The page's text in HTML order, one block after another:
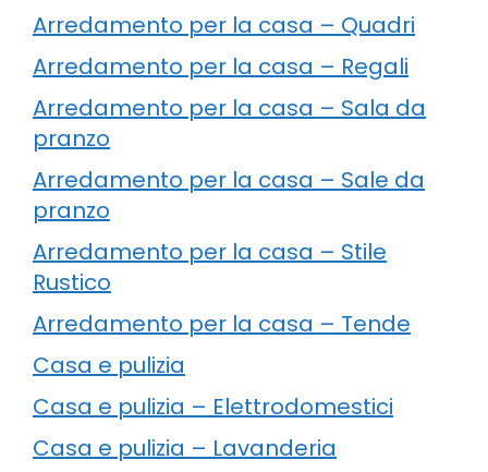
Arredamento per la casa – Quadri
Arredamento per la casa – Regali
Arredamento per la casa – Sala da
pranzo
Arredamento per la casa – Sale da
pranzo
Arredamento per la casa – Stile
Rustico
Arredamento per la casa – Tende
Casa e pulizia
Casa e pulizia – Elettrodomestici
Casa e pulizia – Lavanderia